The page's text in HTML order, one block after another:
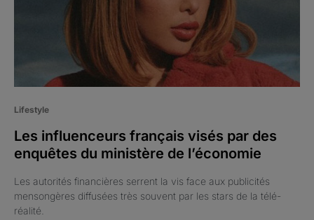
Lifestyle
Les influenceurs français visés par des
enquêtes du ministère de l’économie
Les autorités financières serrent la vis face aux publicités
mensongères diffusées très souvent par les stars de la télé-
réalité.